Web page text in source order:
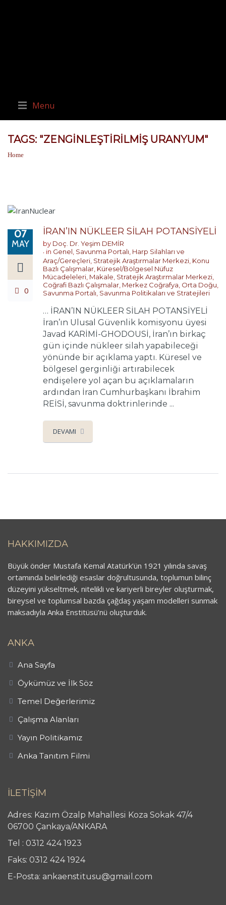
Menu
TAGS: "ZENGINLEŞTIRILMIŞ URANYUM"
Home
07
MAY
0
İRAN’IN NÜKLEER SİLAH POTANSİYELİ
by Doç. Dr. Yeşim DEMİR
in Genel, Savunma Portalı, Harp Silahları ve
Araç/Gereçleri, Stratejik Araştırmalar Merkezi, Konu
Bazlı Çalışmalar, Küresel/Bölgesel Nüfuz
Mücadeleleri, Makale, Stratejik Araştırmalar Merkezi,
Coğrafi Bazlı Çalışmalar, Merkez Coğrafya, Orta Doğu,
Savunma Portalı, Savunma Politikaları ve Stratejileri
… İRAN’IN NÜKLEER SİLAH POTANSİYELİ
İran’ın Ulusal Güvenlik komisyonu üyesi
Javad KARİMİ-GHODOUSİ, İran’ın birkaç
gün içinde nükleer silah yapabileceği
yönünde bir açıklama yaptı. Küresel ve
bölgesel gerginliği artırabilecek
endişelere yol açan bu açıklamaların
ardından İran Cumhurbaşkanı İbrahim
REİSİ, savunma doktrinlerinde ...
DEVAMI
HAKKIMIZDA
Büyük önder Mustafa Kemal Atatürk’ün 1921 yılında savaş
ortamında belirlediği esaslar doğrultusunda, toplumun bilinç
düzeyini yükseltmek, nitelikli ve kariyerli bireyler oluşturmak,
bireysel ve toplumsal bazda çağdaş yaşam modelleri sunmak
maksadıyla Anka Enstitüsü’nü oluşturduk.
ANKA
Ana Sayfa
Öykümüz ve İlk Söz
Temel Değerlerimiz
Çalışma Alanları
Yayın Politikamız
Anka Tanıtım Filmi
İLETİŞİM
Adres: Kazım Özalp Mahallesi Koza Sokak 47/4
06700 Çankaya/ANKARA
Tel : 0312 424 1923
Faks: 0312 424 1924
E-Posta: ankaenstitusu@gmail.com